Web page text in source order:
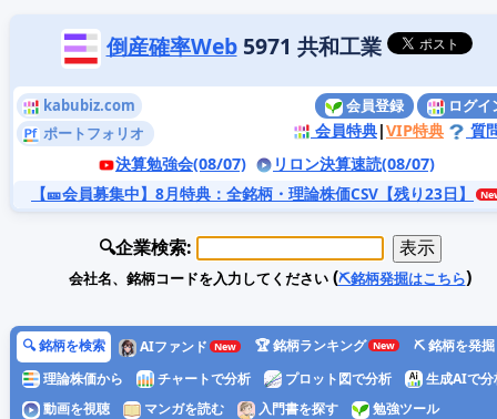
倒産確率Web5971 共和工業
kabubiz.com
ポートフォリオ
会員登録 ログイ
会員特典|VIP特典
質
決算勉強会(08/07)
リロン決算速読(08/07)
【🎫会員募集中】8月特典 ：全銘柄・理論株価CSV【残り23日】
🔍企業検索:
会社名、銘柄コードを入力してください(⛏️銘柄発掘はこちら)
🔍 銘柄を検索 AIファンド 🏆 銘柄ランキング
⛏️ 銘柄を発掘
理論株価から
チャートで分析 プロット図で分析
生成AIで分
動画を視聴
マンガを読む 入門書を探す
勉強ツール